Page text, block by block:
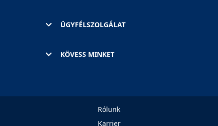
ÜGYFÉLSZOLGÁLAT
KÖVESS MINKET
Rólunk
Karrier